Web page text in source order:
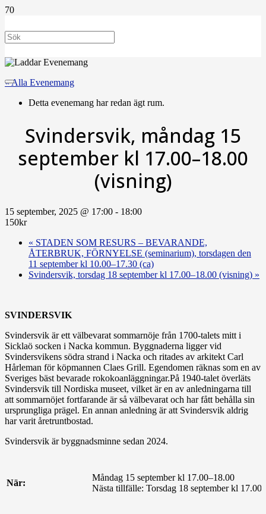
« Alla Evenemang
Detta evenemang har redan ägt rum.
Svindersvik, måndag 15
september kl 17.00–18.00
(visning)
15 september, 2025 @ 17:00 - 18:00
150kr
« STADEN SOM RESURS – BEVARANDE,
ÅTERBRUK, FÖRNYELSE (seminarium), torsdagen den
11 september kl 10.00–17.30 (ca)
Svindersvik, torsdag 18 september kl 17.00–18.00 (visning) »
SVINDERSVIK
Svindersvik är ett välbevarat sommarnöje från 1700-talets mitt i
Sicklaö socken i Nacka kommun. Byggnaderna ligger vid
Svindersvikens södra strand i Nacka och ritades av arkitekt Carl
Hårleman för köpmannen Claes Grill. Egendomen räknas som en av
Sveriges bäst bevarade rokokoanläggningar.På 1940-talet överläts
Svindersvik till Nordiska museet, vilket är en av anledningarna till
att sommarnöjet fortfarande är så välbevarat och har fått behålla sin
ursprungliga prägel. En annan anledning är att Svindersvik aldrig
har varit åretruntbostad.
Svindersvik är byggnadsminne sedan 2024.
När:
Måndag 15 september kl 17.00–18.00
Nästa tillfälle: Torsdag 18 september kl